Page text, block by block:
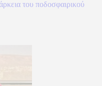
του ποδοσφαιρικού